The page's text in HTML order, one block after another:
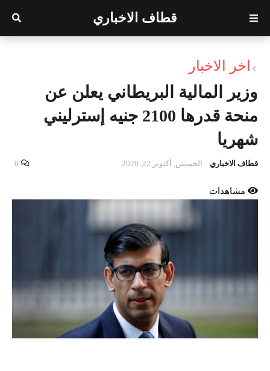
قطاف الاخباري
اخر الاخبار
وزير المالية البريطاني يعلن عن
منحة قدرها 2100 جنيه إسترليني
شهريا
قطاف الاخباري - الخميس, أكتوبر 22, 2020 0
مشاهدات